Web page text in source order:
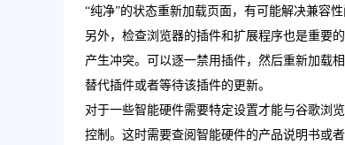
“纯净”的状态重新加载页面，有可能解决兼容性
另外，检查浏览器的插件和扩展程序也是重要
产生冲突。可以逐一禁用插件，然后重新加载
替代插件或者等待该插件的更新。
对于一些智能硬件需要特定设置才能与谷歌浏
控制。这时需要查阅智能硬件的产品说明书或